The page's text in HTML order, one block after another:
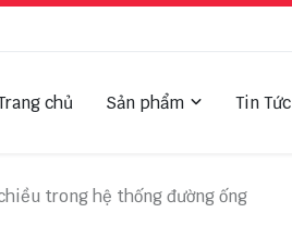
chủ Sản phẩm Tin Tức
trong hệ thống đường ống